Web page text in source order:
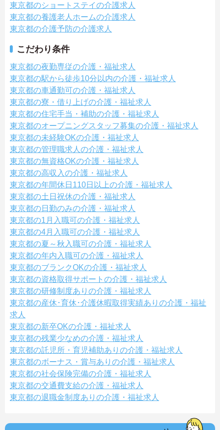
東京都のショートステイの介護求人
東京都の養護老人ホームの介護求人
東京都の介護予防の介護求人
こだわり条件
東京都の夜勤専従の介護・福祉求人
東京都の駅から徒歩10分以内の介護・福祉求人
東京都の車通勤可の介護・福祉求人
東京都の寮・借り上げの介護・福祉求人
東京都の住宅手当・補助の介護・福祉求人
東京都のオープニングスタッフ募集の介護・福祉求人
東京都の未経験OKの介護・福祉求人
東京都の管理職求人の介護・福祉求人
東京都の無資格OKの介護・福祉求人
東京都の高収入の介護・福祉求人
東京都の年間休日110日以上の介護・福祉求人
東京都の土日祝休の介護・福祉求人
東京都の日勤のみの介護・福祉求人
東京都の1月入職可の介護・福祉求人
東京都の4月入職可の介護・福祉求人
東京都の夏～秋入職可の介護・福祉求人
東京都の年内入職可の介護・福祉求人
東京都のブランクOKの介護・福祉求人
東京都の資格取得サポートの介護・福祉求人
東京都の研修制度ありの介護・福祉求人
東京都の産休･育休･介護休暇取得実績ありの介護・福祉
求人
東京都の新卒OKの介護・福祉求人
東京都の残業少なめの介護・福祉求人
東京都の託児所・育児補助ありの介護・福祉求人
東京都のボーナス・賞与ありの介護・福祉求人
東京都の社会保険完備の介護・福祉求人
東京都の交通費支給の介護・福祉求人
東京都の退職金制度ありの介護・福祉求人